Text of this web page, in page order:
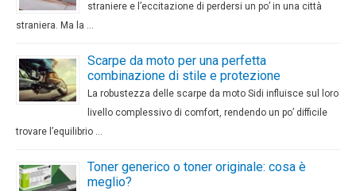
straniere e l’eccitazione di perdersi un po’ in una città
straniera. Ma la …
Scarpe da moto per una perfetta
combinazione di stile e protezione
La robustezza delle scarpe da moto Sidi influisce sul loro
livello complessivo di comfort, rendendo un po’ difficile
trovare l’equilibrio …
Toner generico o toner originale: cosa è
meglio?